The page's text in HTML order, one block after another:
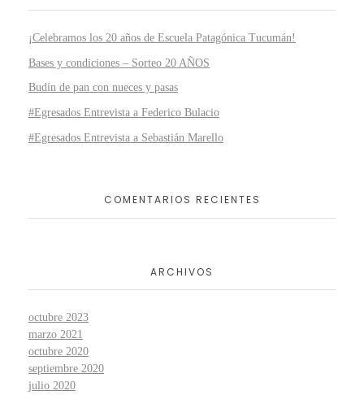
¡Celebramos los 20 años de Escuela Patagónica Tucumán!
Bases y condiciones – Sorteo 20 AÑOS
Budín de pan con nueces y pasas
#Egresados Entrevista a Federico Bulacio
#Egresados Entrevista a Sebastián Marello
COMENTARIOS RECIENTES
ARCHIVOS
octubre 2023
marzo 2021
octubre 2020
septiembre 2020
julio 2020